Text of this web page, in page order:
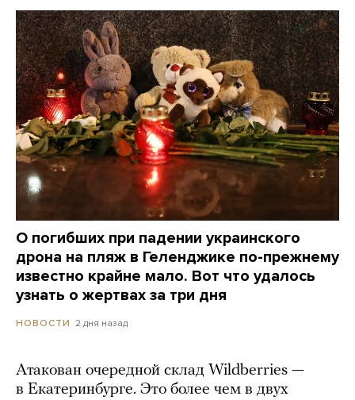
О погибших при падении украинского
дрона на пляж в Геленджике по-прежнему
известно крайне мало. Вот что удалось
узнать о жертвах за три дня
НОВОСТИ 2 дня назад
Атакован очередной склад Wildberries —
в Екатеринбурге. Это более чем в двух